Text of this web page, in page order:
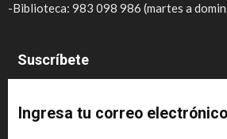
-Biblioteca: 983 098 986 (martes a
Suscríbete
Ingresa tu correo electrónico